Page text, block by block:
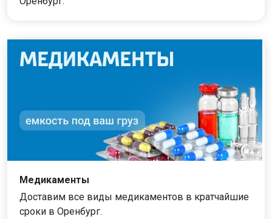
Медикаменты
Доставим все виды медикаментов в кратчайшие
сроки в Оренбург.